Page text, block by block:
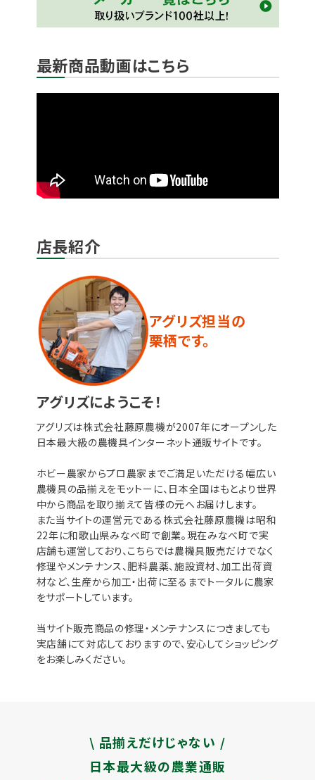
最新商品動画はこちら
店長紹介
アグリズ担当の
栗栖です。
アグリズにようこそ！
アグリズは株式会社藤原農機が2007年にオープンした
日本最大級の農機具インターネット通販サイトです。
ホビー農家からプロ農家までご満足いただける幅広い
農機具の品揃えをモットーに、日本全国はもとより世界
中から商品を取り揃えて皆様の元へお届けします。
また当サイトの運営元である株式会社藤原農機は昭和
22年に和歌山県みなべ町で創業。現在みなべ町で実
店舗も運営しており、こちらでは農機具販売だけでなく
修理やメンテナンス、肥料農薬、施設資材、加工出荷資
材など、生産から加工・出荷に至るまでトータルに農家
をサポートしています。
当サイト販売商品の修理・メンテナンスにつきましても
実店舗にて対応しておりますので、安心してショッピング
をお楽しみください。
\ 品揃えだけじゃない /
日本最大級の農業通販